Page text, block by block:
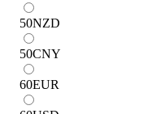
50NZD
50CNY
60EUR